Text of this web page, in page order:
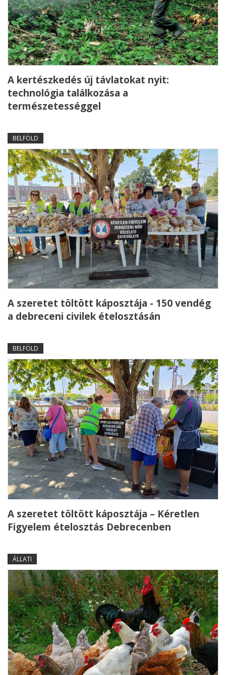
A kertészkedés új távlatokat nyit:
technológia találkozása a
természetességgel
BELFÖLD
A szeretet töltött káposztája - 150 vendég
a debreceni civilek ételosztásán
BELFÖLD
A szeretet töltött káposztája – Kéretlen
Figyelem ételosztás Debrecenben
ÁLLATI